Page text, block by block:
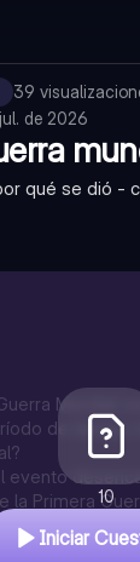
39
de 2026
qué se dió -
Mundial
de tiempo
evento
la Primera
Versalles
de la
10
Iniciar